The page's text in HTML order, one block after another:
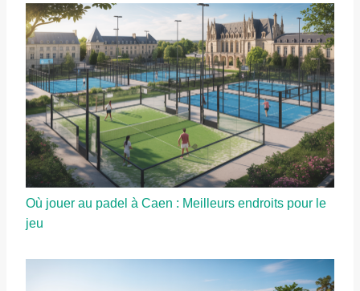
Où jouer au padel à Caen : Meilleurs endroits pour le
jeu